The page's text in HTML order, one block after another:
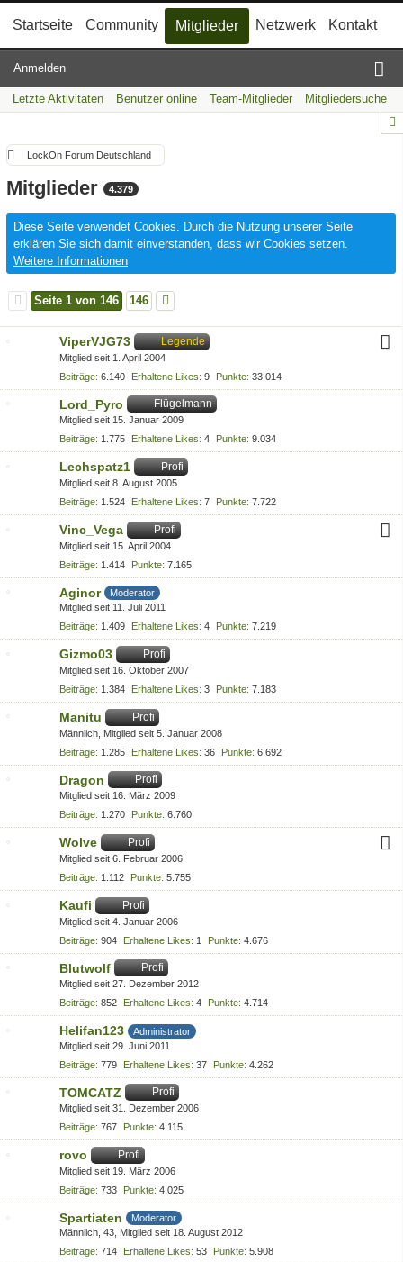
Startseite Community Mitglieder Netzwerk Kontakt
Anmelden
Letzte Aktivitäten Benutzer online Team-Mitglieder Mitgliedersuche
LockOn Forum Deutschland
Mitglieder 4.379
Diese Seite verwendet Cookies. Durch die Nutzung unserer Seite
erklären Sie sich damit einverstanden, dass wir Cookies setzen.
Weitere Informationen
Seite 1 von 146 146
ViperVJG73 Legende
Mitglied seit 1. April 2004
Beiträge 6.140 Erhaltene Likes 9 Punkte 33.014
Lord_Pyro Flügelmann
Mitglied seit 15. Januar 2009
Beiträge 1.775 Erhaltene Likes 4 Punkte 9.034
Lechspatz1 Profi
Mitglied seit 8. August 2005
Beiträge 1.524 Erhaltene Likes 7 Punkte 7.722
Vinc_Vega Profi
Mitglied seit 15. April 2004
Beiträge 1.414 Punkte 7.165
Aginor
Moderator
Mitglied seit 11. Juli 2011
Beiträge 1.409 Erhaltene Likes 4 Punkte 7.219
Gizmo03 Profi
Mitglied seit 16. Oktober 2007
Beiträge 1.384 Erhaltene Likes 3 Punkte 7.183
Manitu Profi
Männlich Mitglied seit 5. Januar 2008
Beiträge 1.285 Erhaltene Likes 36 Punkte 6.692
Dragon Profi
Mitglied seit 16. März 2009
Beiträge 1.270 Punkte 6.760
Wolve Profi
Mitglied seit 6. Februar 2006
Beiträge 1.112 Punkte 5.755
Kaufi Profi
Mitglied seit 4. Januar 2006
Beiträge 904 Erhaltene Likes 1 Punkte 4.676
Blutwolf Profi
Mitglied seit 27. Dezember 2012
Beiträge 852 Erhaltene Likes 4 Punkte 4.714
Helifan123
Administrator
Mitglied seit 29. Juni 2011
Beiträge 779 Erhaltene Likes 37 Punkte 4.262
TOMCATZ Profi
Mitglied seit 31. Dezember 2006
Beiträge 767 Punkte 4.115
rovo Profi
Mitglied seit 19. März 2006
Beiträge 733 Punkte 4.025
Spartiaten
Moderator
Männlich 43 Mitglied seit 18. August 2012
Beiträge 714 Erhaltene Likes 53 Punkte 5.908